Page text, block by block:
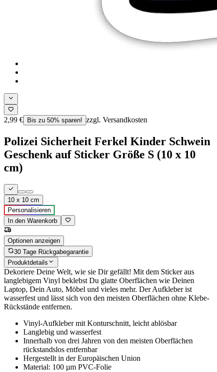
2,99 € Bis zu 50% sparen! zzgl. Versandkosten
Polizei Sicherheit Ferkel Kinder Schwein
Geschenk auf Sticker Größe S (10 x 10
cm)
10 x 10 cm
Personalisieren
In den Warenkorb
Optionen anzeigen
30 Tage Rückgabegarantie
Produktdetails
Dekoriere Deine Welt, wie sie Dir gefällt! Mit dem Sticker aus
langlebigem Vinyl beklebst Du glatte Oberflächen wie Deinen
Laptop, Dein Auto, Möbel und vieles mehr. Der Aufkleber ist
wasserfest und lässt sich von den meisten Oberflächen ohne Klebe-
Rückstände entfernen.
Vinyl-Aufkleber mit Konturschnitt, leicht ablösbar
Langlebig und wasserfest
Innerhalb von drei Jahren von den meisten Oberflächen
rückstandslos entfernbar
Hergestellt in der Europäischen Union
Material: 100 µm PVC-Folie